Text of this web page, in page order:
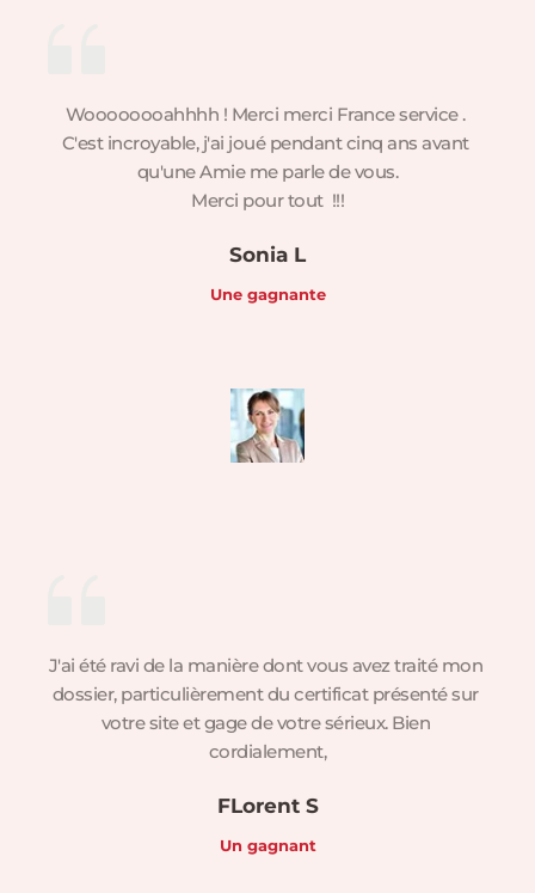
Woooooooahhhh ! Merci merci France service .
C'est incroyable, j'ai joué pendant cinq ans avant
qu'une Amie me parle de vous.
Merci pour tout  !!!
Sonia L
Une gagnante
J'ai été ravi de la manière dont vous avez traité mon
dossier, particulièrement du certificat présenté sur
votre site et gage de votre sérieux. Bien
cordialement,
FLorent S
Un gagnant